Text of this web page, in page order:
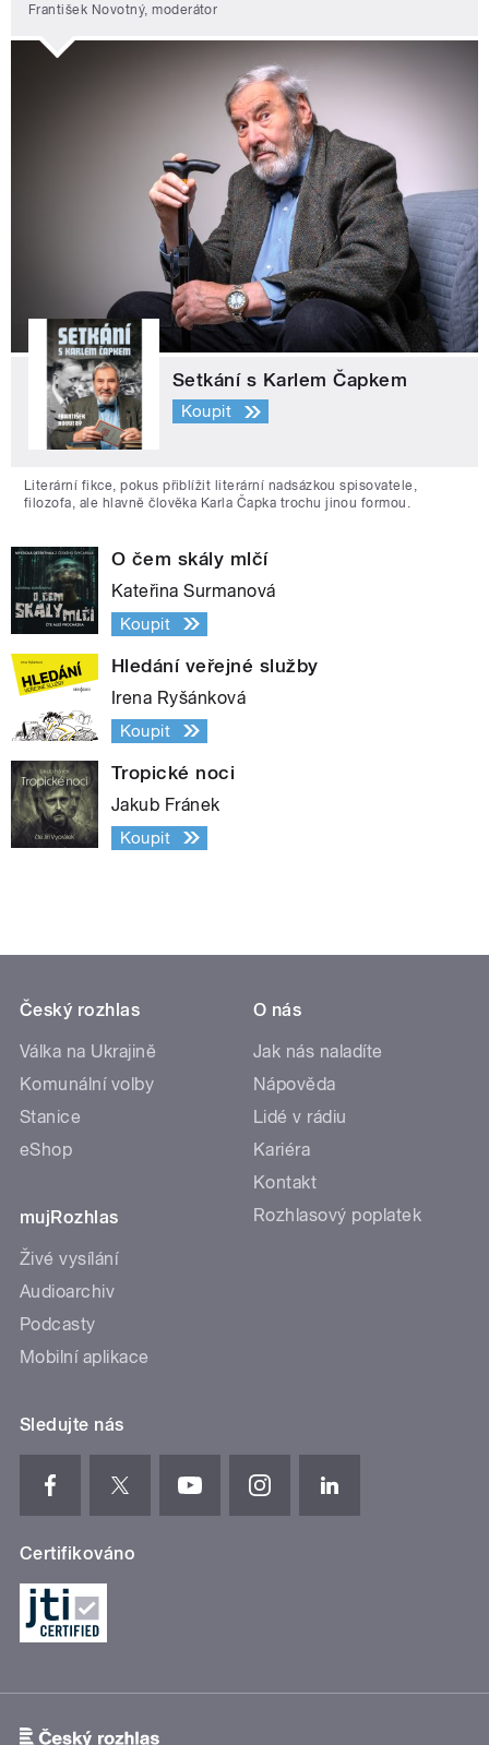
František Novotný, moderátor
Setkání s Karlem Čapkem
Koupit
Literární fikce, pokus přiblížit literární nadsázkou spisovatele,
filozofa, ale hlavně člověka Karla Čapka trochu jinou formou.
O čem skály mlčí
Kateřina Surmanová
Koupit
Hledání veřejné služby
Irena Ryšánková
Koupit
Tropické noci
Jakub Fránek
Koupit
Český rozhlas
Válka na Ukrajině
Komunální volby
Stanice
eShop
mujRozhlas
Živé vysílání
Audioarchiv
Podcasty
Mobilní aplikace
O nás
Jak nás naladíte
Nápověda
Lidé v rádiu
Kariéra
Kontakt
Rozhlasový poplatek
Sledujte nás
Certifikováno